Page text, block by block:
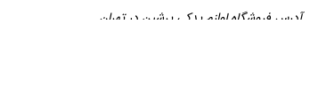
آدرس فروشگاه لوازم یدکی پرشین در تهران